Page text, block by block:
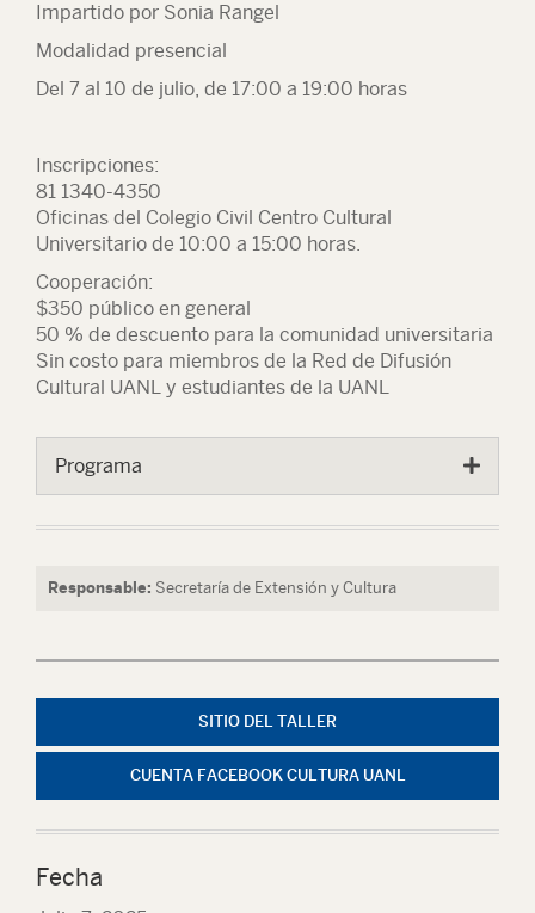
Impartido por Sonia Rangel
Modalidad presencial
Del 7 al 10 de julio, de 17:00 a 19:00 horas
Inscripciones:
81 1340-4350
Oficinas del Colegio Civil Centro Cultural
Universitario de 10:00 a 15:00 horas.
Cooperación:
$350 público en general
50 % de descuento para la comunidad universitaria
Sin costo para miembros de la Red de Difusión
Cultural UANL y estudiantes de la UANL
Programa
Responsable: Secretaría de Extensión y Cultura
SITIO DEL TALLER
CUENTA FACEBOOK CULTURA UANL
Fecha